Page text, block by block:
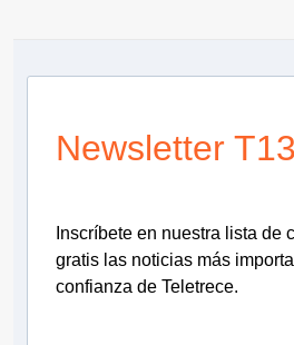
Newsletter T13
Inscríbete en nuestra lista de
gratis las noticias más
confianza de Teletrece.